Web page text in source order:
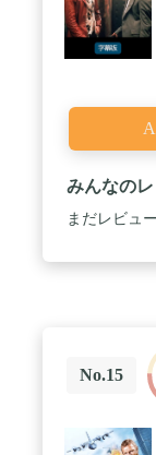
みんなの
まだレビュ
No.15